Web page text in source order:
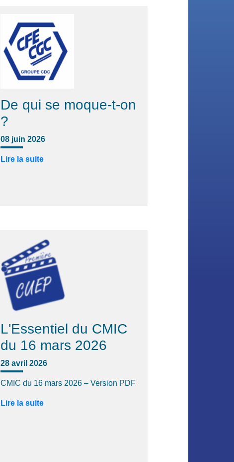
De qui se moque-t-on
?
08 juin 2026
Lire la suite
L'Essentiel du CMIC
du 16 mars 2026
28 avril 2026
CMIC du 16 mars 2026 – Version PDF
Lire la suite